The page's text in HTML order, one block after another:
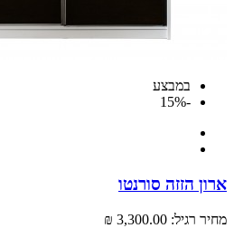
במבצע
הזזה סורנטו
רגיל: 3,300.00 ₪